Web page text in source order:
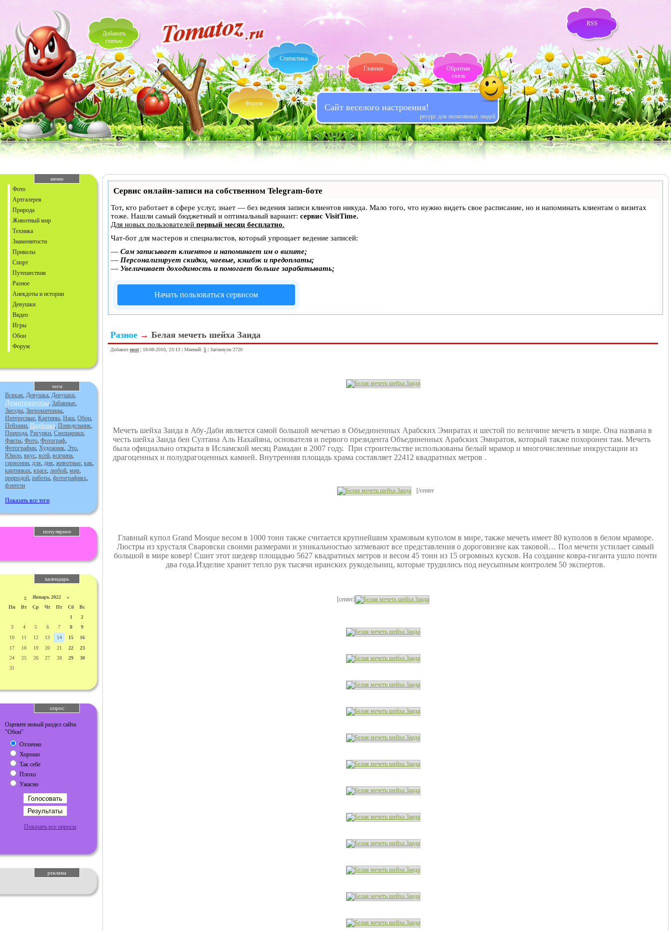
Сайт веселого настроения!
ресурс для позитивных людей
Добавить
статью
Главная
Форум
Статистика
RSS
Обратная
связь
меню
Фото
Артгалерея
Природа
Животный мир
Техника
Знаменитости
Приколы
Спорт
Путешествия
Разное
Анекдоты и истории
Девушки
Видео
Игры
Обои
Форум
теги
Всякая, Девушка, Девушки,
Демотиваторы, Забавные,
Звезды, Звероматрицы,
Интересные, Картины, Наш, Обои,
Пейзажи, Подборка, Понедельник,
Природа, Рисунки, Смешарики,
Факты, Фото, Фотограф,
Фотографии, Художник, Это,
Юмор, вкус, всей, всячина,
гармонии, для, дня, животные, как,
картинках, красе, любой, мир,
природой, работы, фотографиях,
фэнтези
Показать все теги
популярное
календарь
« Январь 2022 »
Пн
Вт Ср Чт Пт Сб
Вс
1
2
3
4 5 6 7 8
9
10
11 12 13 14 15
16
17
18 19 20 21 22
23
24
25 26 27 28 29
30
31
опрос
Оцените новый раздел сайта
"Обои"
Отлично
Хорошо
Так себе
Плохо
Ужасно
Показать все опросы
реклама
Сервис онлайн-записи на собственном Telegram-боте
Тот, кто работает в сфере услуг, знает — без ведения записи клиентов никуда. Мало того, что нужно видеть свое расписание, но и напоминать клиентам о визитах
тоже. Нашли самый бюджетный и оптимальный вариант: сервис VisitTime.
Для новых пользователей первый месяц бесплатно.
Чат-бот для мастеров и специалистов, который упрощает ведение записей:
— Сам записывает клиентов и напоминает им о визите;
— Персонализирует скидки, чаевые, кэшбэк и предоплаты;
— Увеличивает доходимость и помогает больше зарабатывать;
Начать пользоваться сервисом
Разное → Белая мечеть шейха Заида
Добавил enot | 18-08-2010, 23:13 | Мнений: 5 | Заглянули 2720
Мечеть шейха Заида в Абу-Даби является самой большой мечетью в Объединенных Арабских Эмиратах и шестой по величине мечеть в мире. Она названа в
честь шейха Заида бен Султана Аль Нахайяна, основателя и первого президента Объединенных Арабских Эмиратов, который также похоронен там. Мечеть
была официально открыта в Исламской месяц Рамадан в 2007 году. При строительстве использованы белый мрамор и многочисленные инкрустации из
драгоценных и полудрагоценных камней. Внутренняя площадь храма составляет 22412 квадратных метров .
[/center
Главный купол Grand Mosque весом в 1000 тонн также считается крупнейшим храмовым куполом в мире, также мечеть имеет 80 куполов в белом мраморе.
Люстры из хрусталя Сваровски своими размерами и уникальностью затмевают все представления о дороговизне как таковой… Пол мечети устилает самый
большой в мире ковер! Сшит этот шедевр площадью 5627 квадратных метров и весом 45 тонн из 15 огромных кусков. На создание ковра-гиганта ушло почти
два года.Изделие хранит тепло рук тысячи иранских рукодельниц, которые трудились под неусыпным контролем 50 экспертов.
[center]